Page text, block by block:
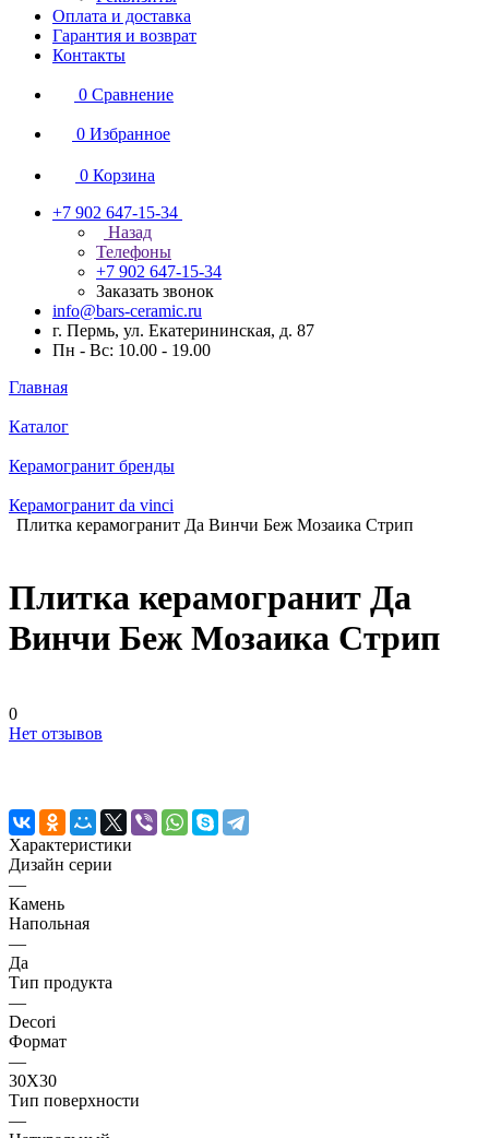
Оплата и доставка
Гарантия и возврат
Контакты
0 Сравнение
0 Избранное
0 Корзина
+7 902 647-15-34
Назад
Телефоны
+7 902 647-15-34
Заказать звонок
info@bars-ceramic.ru
г. Пермь, ул. Екатерининская, д. 87
Пн - Вс: 10.00 - 19.00
Главная
Каталог
Керамогранит бренды
Керамогранит da vinci
Плитка керамогранит Да Винчи Беж Мозаика Стрип
Плитка керамогранит Да
Винчи Беж Мозаика Стрип
0
Нет отзывов
Характеристики
Дизайн серии
—
Камень
Напольная
—
Да
Тип продукта
—
Decori
Формат
—
30X30
Тип поверхности
—